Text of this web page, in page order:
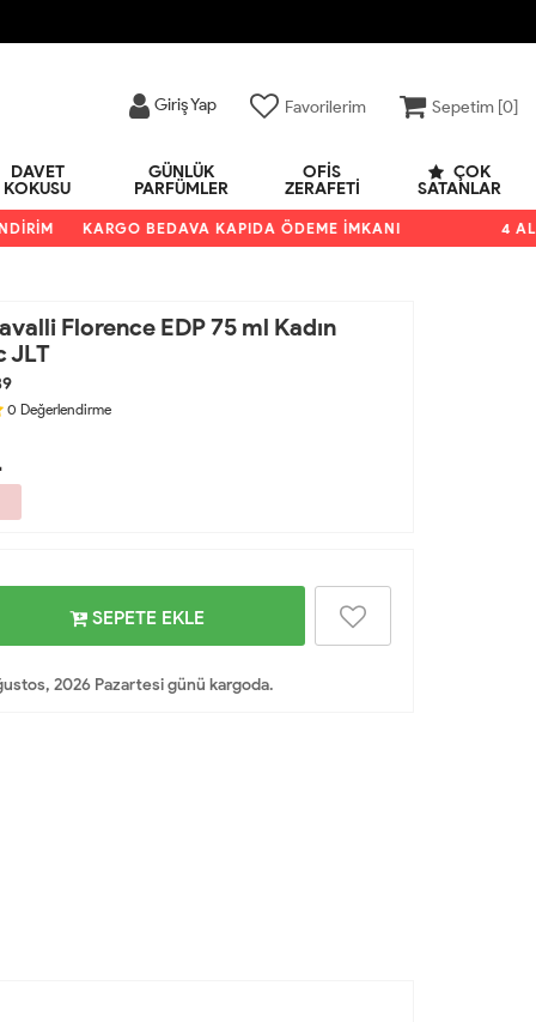
Giriş Yap Favorilerim Sepetim [0]
DAVET
KOKUSU
GÜNLÜK
PARFÜMLER
OFIS
ZERAFETI
ÇOK
SATANLAR
KARGO BEDAVA KAPIDA ÖDEME İMKANI 4 AL 3
Florence EDP 75 ml Kadın
JLT
0 Değerlendirme
SEPETE EKLE
2026 Pazartesi günü kargoda.